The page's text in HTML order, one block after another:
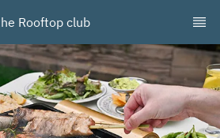
Rooftop club